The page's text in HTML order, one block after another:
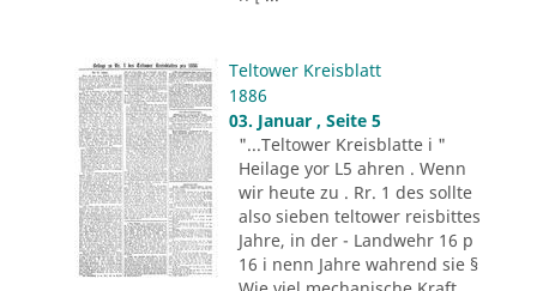
Teltower Kreisblatt
1886
03. Januar , Seite 5
"...Teltower Kreisblatte i "
Heilage yor L5 ahren . Wenn
wir heute zu . Rr. 1 des sollte
also sieben teltower reisbittes
Jahre, in der - Landwehr 16 p
16 i nenn Jahre wahrend sie §